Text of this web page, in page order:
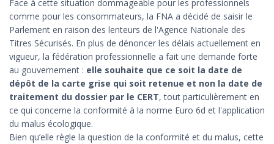
Face à cette situation dommageable pour les professionnels
comme pour les consommateurs, la FNA a décidé de saisir le
Parlement en raison des lenteurs de l'Agence Nationale des
Titres Sécurisés. En plus de dénoncer les délais actuellement en
vigueur, la fédération professionnelle a fait une demande forte
au gouvernement : elle souhaite que ce soit la date de
dépôt de la carte grise qui soit retenue et non la date de
traitement du dossier par le CERT, tout particulièrement en
ce qui concerne la conformité à la norme Euro 6d et l'application
du malus écologique.
Bien qu’elle règle la question de la conformité et du malus, cette